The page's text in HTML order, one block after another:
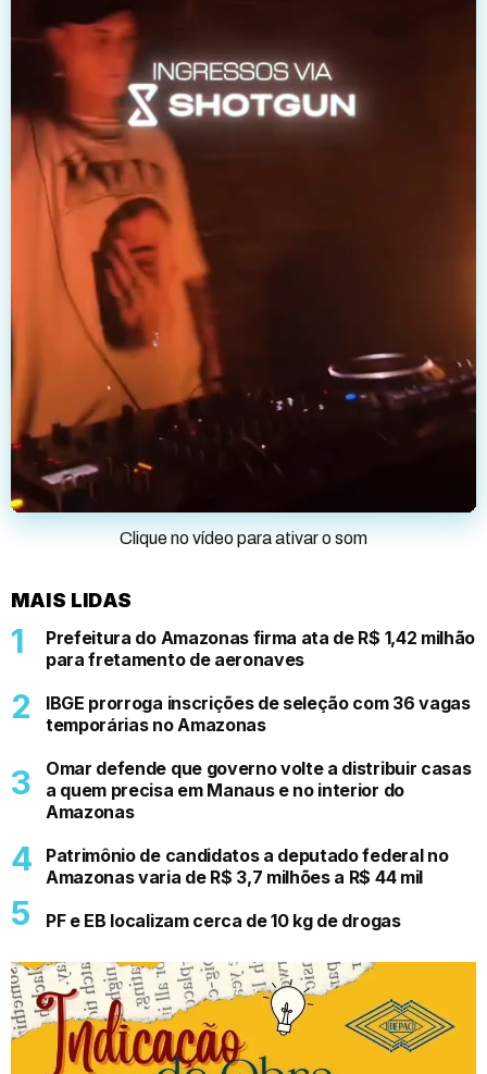
Clique no vídeo para ativar o som
MAIS LIDAS
Prefeitura do Amazonas firma ata de R$ 1,42 milhão
para fretamento de aeronaves
IBGE prorroga inscrições de seleção com 36 vagas
temporárias no Amazonas
Omar defende que governo volte a distribuir casas
a quem precisa em Manaus e no interior do
Amazonas
Patrimônio de candidatos a deputado federal no
Amazonas varia de R$ 3,7 milhões a R$ 44 mil
PF e EB localizam cerca de 10 kg de drogas